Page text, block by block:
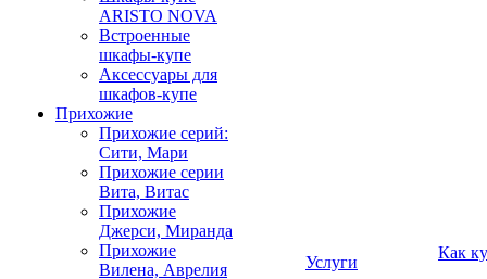
ARISTO NOVA
Встроенные
шкафы-купе
Аксессуары для
шкафов-купе
Прихожие
Прихожие серий:
Сити, Мари
Прихожие серии
Вита, Витас
Прихожие
Джерси, Миранда
Прихожие
Вилена, Аврелия
Услуги
Как